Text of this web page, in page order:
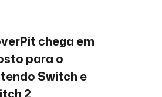
chega em
para o
Switch e
2